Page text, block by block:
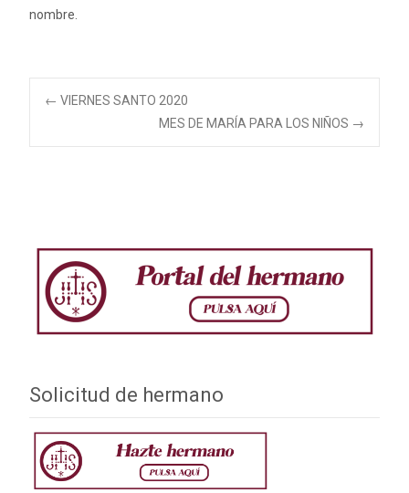
nombre.
Navegación
← VIERNES SANTO 2020
MES DE MARÍA PARA LOS NIÑOS →
Solicitud de hermano